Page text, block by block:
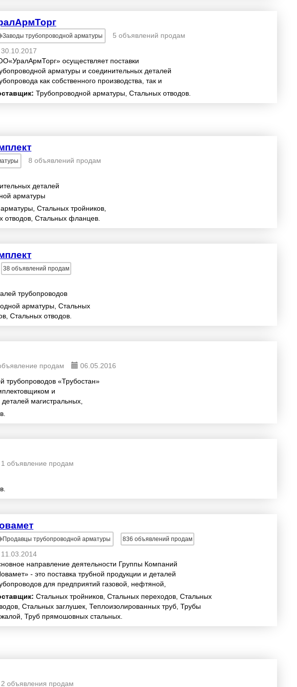
Заводы трубопроводной арматуры
5 объявлений продам
30.10.2017
осуществляет поставки
арматуры и соединительных деталей
как собственного производства, так и
заводов изготовителей: ОАО «Трубодеталь»,
Трубопроводной арматуры, Стальных отводов.
8 объявлений продам
деталей
арматуры
Стальных тройников,
отводов, Стальных фланцев.
38 объявлений продам
трубопроводов
арматуры, Стальных
Стальных отводов.
продам
06.05.2016
трубопроводов «Трубостан»
и
магистральных,
трубопроводов спе...
1 объявление продам
Продавцы трубопроводной арматуры 836 объявлений продам
11.03.2014
направление деятельности Группы Компаний
- это поставка трубной продукции и деталей
для предприятий газовой, нефтяной,
строительной, металлообрабатывающе...
Стальных тройников, Стальных переходов, Стальных
Стальных заглушек, Теплоизолированных труб, Трубы
Труб прямошовных стальных.
2 объявления продам